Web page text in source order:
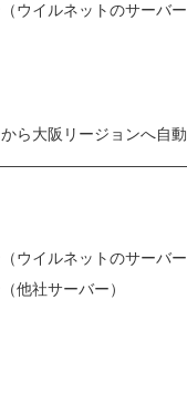
イルネットのサーバー
大阪リージョンへ自動
イルネットのサーバー
社サーバー）